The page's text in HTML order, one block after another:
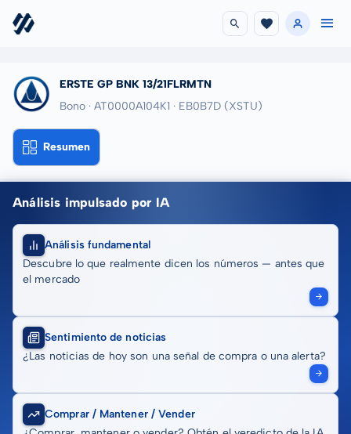
ERSTE GP BNK 13/21FLRMTN
Bono · AT0000A104K1 · EB0B7D (XSTU)
Resumen
Análisis impulsado por IA
Análisis fundamental
Descubre lo que realmente dicen los números — antes que
el mercado
Sentimiento de noticias
¿Las noticias de hoy son una señal de compra o una alerta?
Comprar / Mantener / Vender